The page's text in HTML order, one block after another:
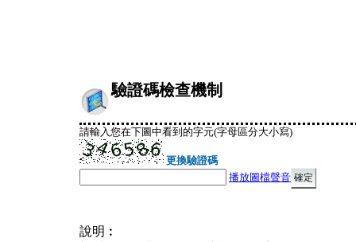
驗證碼檢查機制
請輸入您在下圖中看到的字元(字母區分大小寫)
更換驗證碼
播放圖檔聲音
說明︰